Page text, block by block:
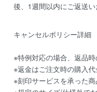
後、1週間以内にご返送
キャンセルポリシー詳細
※特例対応の場合、返品
※返金はご注文時の購入
※刻印サービスを承った